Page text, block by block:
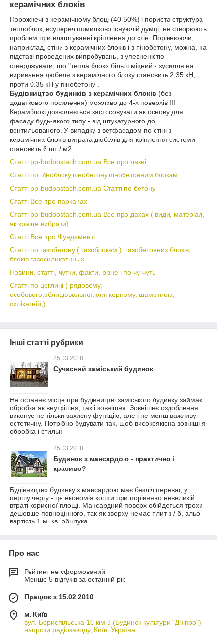
керамічних блоків
Порожнечі в керамічному блоці (40-50%) і пориста структура
теплоблок, всупереч помилково існуючій думці, не створюють
проблем при влаштуванні кріплення до стін. Порівнюючи,
наприклад, стіни з керамічних блоків і з пінобетону, можна, на
підставі проведених випробувань, з упевненістю
стверджувати, що "тепла блок« більш міцний - зусилля на
виривання дюбеля з керамічного блоку становить 2,35 кН,
проти 0,35 кН у пінобетону .
Будівництво будинків з керамічних блоків (без
додаткового посилення) можливо до 4-х поверхів !!!
Керамблокі дозволяється застосовувати як основу для
фасаду будь-якого типу - від штукатурного до
вентильованого. У випадку з ветфасадом по стіні з
керамічних блоків витрата дюбелів для кріплення системи
становить 6 шт / м2.
Статті pp-budpostach.com.ua Все про лазні
Статті по пїноблоку,пінобетону,пінобетонним блокам
Статті pp-budpostach.com.ua Статті по бетону
Статті Все про парканах
Статті pp-budpostach.com.ua Все про дахах ( види, матеріал,
як краще вибрати)
Статті Все про Фундаменті
Статті по газобетону ( газоблокам ), газобетонних блоків,
блоків газосиликатнных
Новини, статті, чутки, факти, різне і по чу-чуть
Статті по цеглині ( рядовому,
особового,облицювальної,клинкерному, шамотною,
силікатній,)
Інші статті рубрики
25.03.2018
Сучасний заміський будинок
Не останнє місце при будівництві заміського будинку займає
обробка як внутрішня, так і зовнішня. Зовнішнє оздоблення
виконує не тільки захисну функцію, але і не менш важливу
естетичну. Потрібно будувати так, щоб високоякісна зовнішня
обробка і стильн
25.03.2018
Будинок з мансардою - практично і
красиво?
Будівництво будинку з мансардою має безліч переваг, у
першу чергу - це економія кошти при порівняно невеликій
втраті корисної площі. Мансардний поверх обійдеться трохи
дешевше повноцінного, так як зверху немає плит з / б, альо
вартість 1 м. кв. обштука
Про нас
Рейтинг не сформований
Менше 5 відгуків за останній рік
Працює з 15.02.2010
м. Київ
вул. Бориспільська 10 кім 6 (Будинок культури "Дніпро")
напроти радіозаводу, Київ, Україна